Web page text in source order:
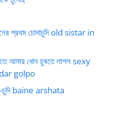
প্রথম চোদাচুদি old sistar in
আমার ধোন চুষতে লাগল sexy
golpo
চুদি baine arshata